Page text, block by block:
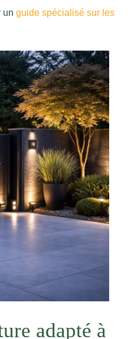
un guide spécialisé sur les
adapté à